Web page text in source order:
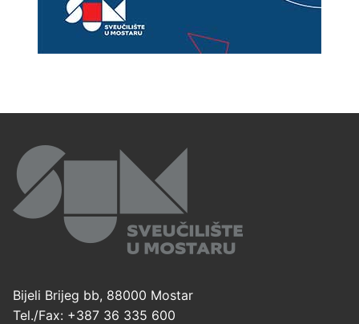
Bijeli Brijeg bb, 88000 Mostar
Tel./Fax: +387 36 335 600